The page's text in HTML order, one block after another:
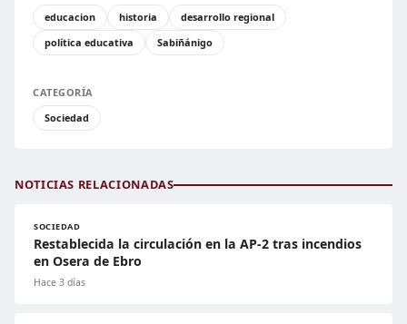
educacion
historia
desarrollo regional
política educativa
Sabiñánigo
CATEGORÍA
Sociedad
NOTICIAS RELACIONADAS
SOCIEDAD
Restablecida la circulación en la AP-2 tras incendios
en Osera de Ebro
Hace 3 días